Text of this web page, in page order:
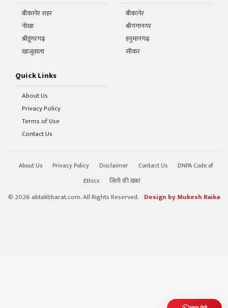
बीकानेर शहर
नोखा
श्रीडूंगरगढ़
खाजूवाला
बीकानेर
श्रीगंगानगर
हनुमानगढ़
सीकर
Quick Links
About Us
Privacy Policy
Terms of Use
Contact Us
About Us Privacy Policy Disclaimer Contact Us
DNPA Code of
Ethics
जिलो की खबर
© 2026 abtakbharat.com. All Rights Reserved. Design by Mukesh Raika